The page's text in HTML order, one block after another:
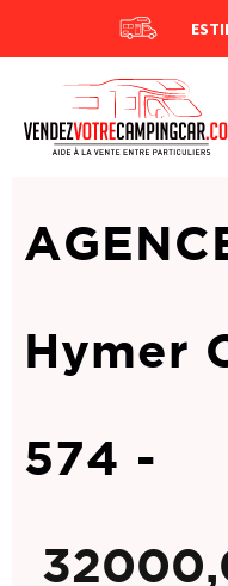
Hymer
574 -